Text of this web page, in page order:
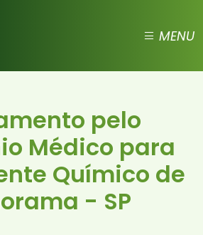
MENU
pelo
Médico para
Químico de
- SP